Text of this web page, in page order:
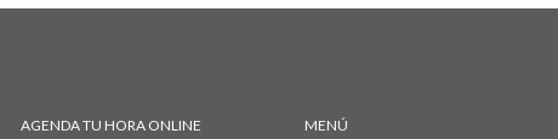
AGENDA TU HORA ONLINE MENÚ